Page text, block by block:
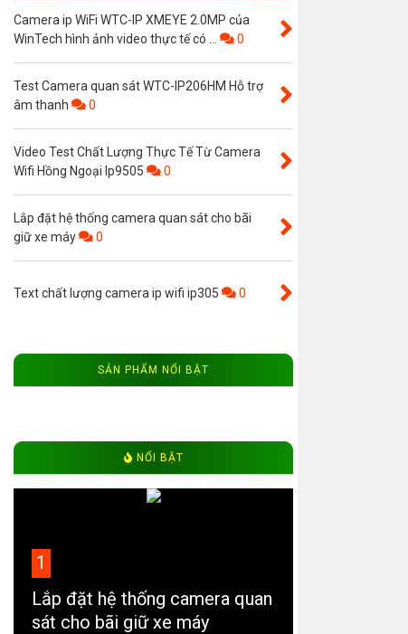
Camera ip WiFi WTC-IP XMEYE 2.0MP của
WinTech hình ảnh video thực tế có ...
0
Test Camera quan sát WTC-IP206HM Hỗ trợ
âm thanh
0
Video Test Chất Lượng Thực Tế Từ Camera
Wifi Hồng Ngoại Ip9505
0
Lắp đặt hệ thống camera quan sát cho bãi
giữ xe máy
0
Text chất lượng camera ip wifi ip305 0
SẢN PHẨM NỔI BẬT
NỔI BẬT
1
Lắp đặt hệ thống camera quan
sát cho bãi giữ xe máy